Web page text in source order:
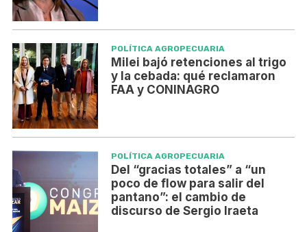
POLÍTICA AGROPECUARIA
Milei bajó retenciones al trigo
y la cebada: qué reclamaron
FAA y CONINAGRO
POLÍTICA AGROPECUARIA
Del “gracias totales” a “un
poco de flow para salir del
pantano”: el cambio de
discurso de Sergio Iraeta